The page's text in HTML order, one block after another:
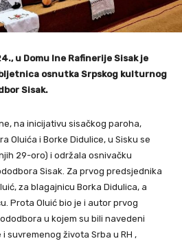
u Domu Ine Rafinerije Sisak je
osnutka Srpskog kulturnog
Sisak.
na inicijativu sisačkog paroha,
Oluića i Borke Didulice, u Sisku se
29-oro) i održala osnivačku
Sisak. Za prvog predsjednika
za blagajnicu Borka Didulica, a
Prota Oluić bio je i autor prvog
u kojem su bili navedeni
suvremenog života Srba u RH ,